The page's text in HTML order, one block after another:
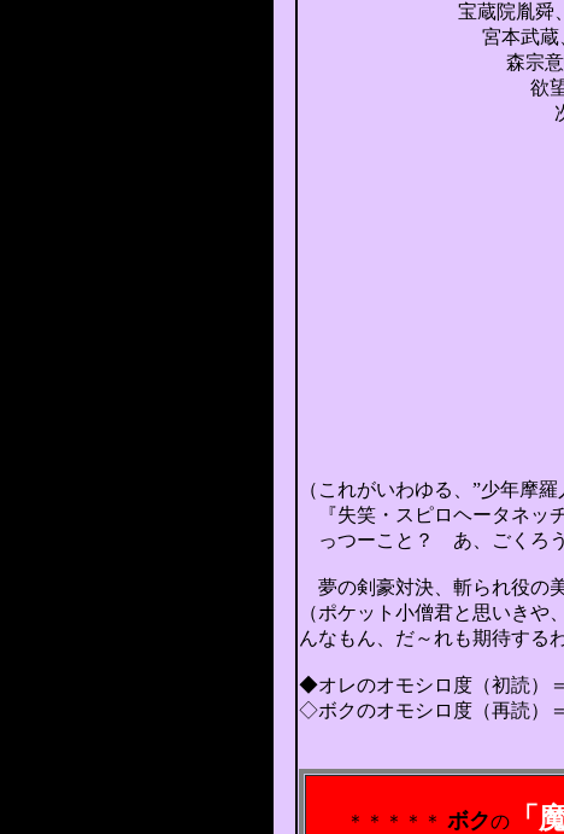
宝蔵院胤舜、享
宮本武蔵、享
森宗意軒の忍
欲
次に狙
森宗意軒と由比
一人
二人目は
三人目
四人目
恐怖
ハラハラ・
斬られ
『魔
＊
（これがいわゆる、”少年摩
『失笑・スピロヘータネッ
っつーこと？ あ、ごくろう
夢の剣豪対決、斬られ役の
（ポケット小僧君と思いき
んなもん、だ～れも期待する
◆オレのオモシロ度（初読
◇ボクのオモシロ度（再読
2004.03.28.
＊＊＊＊＊ ボクの 「